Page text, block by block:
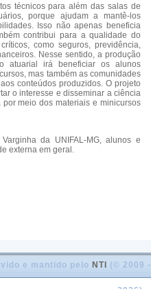
técnicos para além das salas de
porque ajudam a mantê-los
Isso não apenas beneficia
contribui para a qualidade do
como seguros, previdência,
Nesse sentido, a produção
atuarial irá beneficiar os alunos
mas também as comunidades
conteúdos produzidos. O projeto
o interesse e disseminar a ciência
meio dos materiais e minicursos
da UNIFAL-MG, alunos e
externa em geral.
e mantido pelo NTI (© 2009 -